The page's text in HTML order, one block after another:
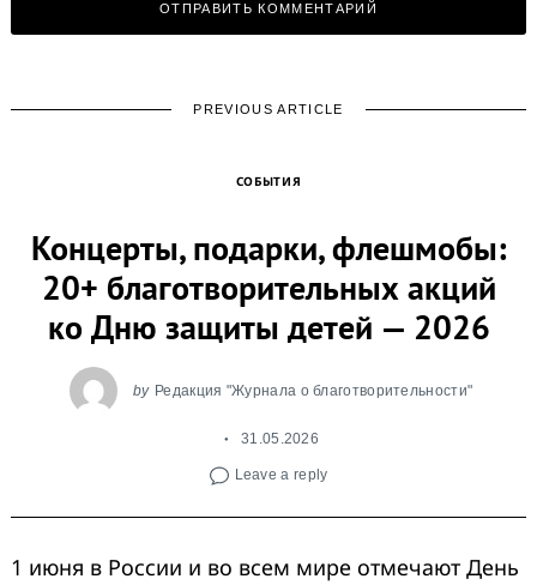
PREVIOUS ARTICLE
СОБЫТИЯ
Концерты, подарки, флешмобы:
20+ благотворительных акций
ко Дню защиты детей — 2026
by Редакция "Журнала о благотворительности"
31.05.2026
Leave a reply
1 июня в России и во всем мире отмечают День